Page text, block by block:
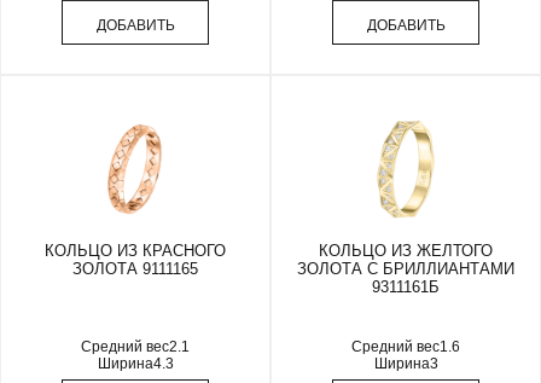
ДОБАВИТЬ ДОБАВИТЬ
КОЛЬЦО ИЗ КРАСНОГО
ЗОЛОТА 9111165
Средний вес2.1
Ширина4.3
КОЛЬЦО ИЗ ЖЕЛТОГО
ЗОЛОТА С БРИЛЛИАНТАМИ
9311161Б
Средний вес1.6
Ширина3